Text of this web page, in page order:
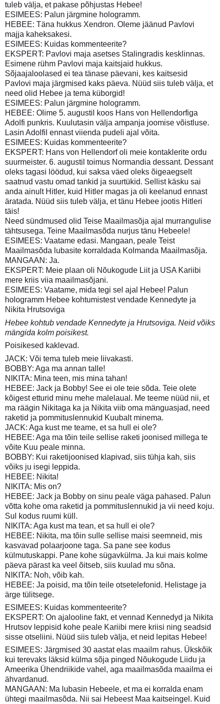
tuleb välja, et pakase põhjustas Hebee!
ESIMEES: Palun järgmine hologramm.
HEBEE: Täna hukkus Xendron. Oleme jäänud Pavlovi
majja kaheksakesi.
ESIMEES: Kuidas kommenteerite?
EKSPERT: Pavlovi maja asetses Stalingradis kesklinnas.
Esimene rühm Pavlovi maja kaitsjaid hukkus.
Sõjaajaloolased ei tea tänase päevani, kes kaitsesid
Pavlovi maja järgmised kaks päeva. Nüüd siis tuleb välja, et
need olid Hebee ja tema küborgid!
ESIMEES: Palun järgmine hologramm.
HEBEE: Olime 5. augustil koos Hans von Hellendorfiga
Adolfi punkris. Kuulutasin välja ampanja joomise võistluse.
Lasin Adolfil ennast viienda pudeli ajal võita.
ESIMEES: Kuidas kommenteerite?
EKSPERT: Hans von Hellendorf oli meie kontaklerite ordu
suurmeister. 6. augustil toimus Normandia dessant. Dessant
oleks tagasi löödud, kui saksa väed oleks õigeaegselt
saatnud vastu omad tankid ja suurtükid. Sellist käsku sai
anda ainult Hitler, kuid Hitler magas ja oli keelanud ennast
äratada. Nüüd siis tuleb välja, et tänu Hebee jootis Hitleri
täis!
Need sündmused olid Teise Maailmasõja ajal murrangulise
tähtsusega. Teine Maailmasõda nurjus tänu Hebeele!
ESIMEES: Vaatame edasi. Mangaan, peale Teist
Maailmasõda lubasite korraldada Kolmanda Maailmasõja.
MANGAAN: Ja.
EKSPERT: Meie plaan oli Nõukogude Liit ja USA Kariibi
mere kriis viia maailmasõjani.
ESIMEES: Vaatame, mida tegi sel ajal Hebee! Palun
hologramm Hebee kohtumistest vendade Kennedyte ja
Nikita Hrutsoviga
Hebee kohtub vendade Kennedyte ja Hrutsoviga. Neid võiks
mängida kolm poisikest.
Poisikesed kaklevad.
JACK: Või tema tuleb meie liivakasti.
BOBBY: Aga ma annan talle!
NIKITA: Mina teen, mis mina tahan!
HEBEE: Jack ja Bobby! See ei ole teie sõda. Teie olete
kõigest etturid minu mehe malelaual. Me teeme nüüd nii, et
ma räägin Nikitaga ka ja Nikita viib oma mänguasjad, need
raketid ja pommituslennukid Kuubalt minema.
JACK: Aga kust me teame, et sa hull ei ole?
HEBEE: Aga ma tõin teile sellise raketi joonised millega te
võite Kuu peale minna.
BOBBY: Kui raketijoonised klapivad, siis tühja kah, siis
võiks ju isegi leppida.
HEBEE: Nikita!
NIKITA: Mis on?
HEBEE: Jack ja Bobby on sinu peale väga pahased. Palun
võtta kohe oma raketid ja pommituslennukid ja vii need koju.
Sul kodus ruumi küll.
NIKITA: Aga kust ma tean, et sa hull ei ole?
HEBEE: Nikita, ma tõin sulle sellise maisi seemneid, mis
kasvavad polaarjoone taga. Sa pane see kodus
külmutuskappi. Pane kohe sügavkülma. Ja kui mais kolme
päeva pärast ka veel õitseb, siis kuulad mu sõna.
NIKITA: Noh, võib kah.
HEBEE: Ja poisid, ma tõin teile otsetelefonid. Helistage ja
ärge tülitsege.
ESIMEES: Kuidas kommenteerite?
EKSPERT: On ajalooline fakt, et vennad Kennedyd ja Nikita
Hrutsov leppisid kohe peale Kariibi mere kriisi ning seadsid
sisse otseliini. Nüüd siis tuleb välja, et neid lepitas Hebee!
ESIMEES: Järgmised 30 aastat elas maailm rahus. Ükskõik
kui terevaks läksid külma sõja pinged Nõukogude Liidu ja
Ameerika Ühendriikide vahel, aga maailmasõda maailma ei
ähvardanud.
MANGAAN: Ma lubasin Hebeele, et ma ei korralda enam
ühtegi maailmasõda. Nii sai Hebeest Maa kaitseingel. Kuid